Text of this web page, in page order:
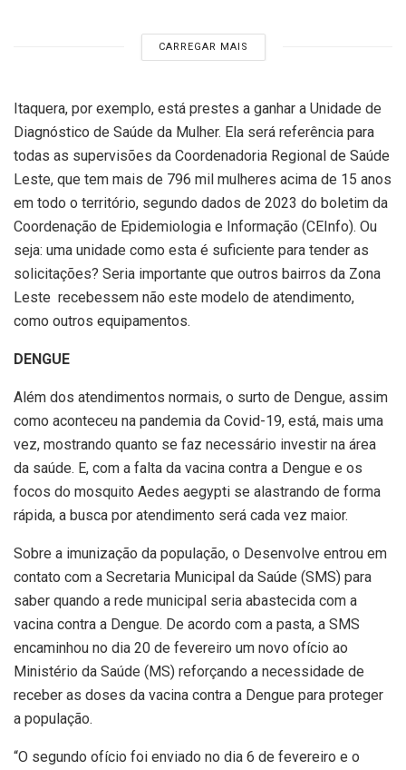
CARREGAR MAIS
Itaquera, por exemplo, está prestes a ganhar a Unidade de
Diagnóstico de Saúde da Mulher. Ela será referência para
todas as supervisões da Coordenadoria Regional de Saúde
Leste, que tem mais de 796 mil mulheres acima de 15 anos
em todo o território, segundo dados de 2023 do boletim da
Coordenação de Epidemiologia e Informação (CEInfo). Ou
seja: uma unidade como esta é suficiente para tender as
solicitações? Seria importante que outros bairros da Zona
Leste recebessem não este modelo de atendimento,
como outros equipamentos.
DENGUE
Além dos atendimentos normais, o surto de Dengue, assim
como aconteceu na pandemia da Covid-19, está, mais uma
vez, mostrando quanto se faz necessário investir na área
da saúde. E, com a falta da vacina contra a Dengue e os
focos do mosquito Aedes aegypti se alastrando de forma
rápida, a busca por atendimento será cada vez maior.
Sobre a imunização da população, o Desenvolve entrou em
contato com a Secretaria Municipal da Saúde (SMS) para
saber quando a rede municipal seria abastecida com a
vacina contra a Dengue. De acordo com a pasta, a SMS
encaminhou no dia 20 de fevereiro um novo ofício ao
Ministério da Saúde (MS) reforçando a necessidade de
receber as doses da vacina contra a Dengue para proteger
a população.
“O segundo ofício foi enviado no dia 6 de fevereiro e o